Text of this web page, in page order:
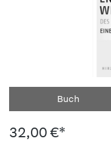
Buch
32,00 €*